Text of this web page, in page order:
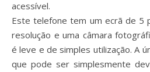
acessível.
Este telefone tem um ecrã de 5
resolução e uma câmara
é leve e de simples utilização. A
que pode ser simplesmente